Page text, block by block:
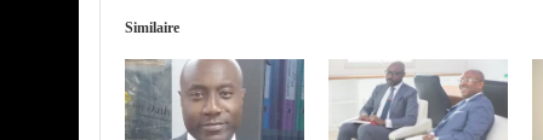
Similaire